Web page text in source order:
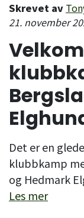
Skrevet av
21. november
Det er en
klubbkamp
og Hedmark
Les mer